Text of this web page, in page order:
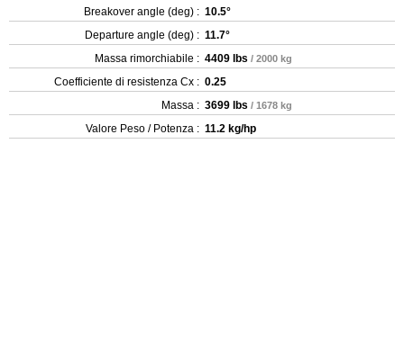
Breakover angle (deg) : 10.5°
Departure angle (deg) : 11.7°
Massa rimorchiabile : 4409 lbs / 2000 kg
Coefficiente di resistenza Cx : 0.25
Massa : 3699 lbs / 1678 kg
Valore Peso / Potenza : 11.2 kg/hp